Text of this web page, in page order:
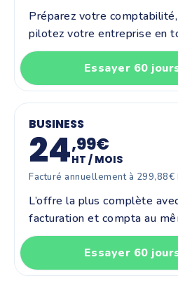
Préparez votre
pilotez votre entreprise en
Essayer 60
BUSINESS
24,99€
HT / MOIS
Facturé annuellement à 299,88€
L’offre la plus complète
facturation et compta au
Essayer 60